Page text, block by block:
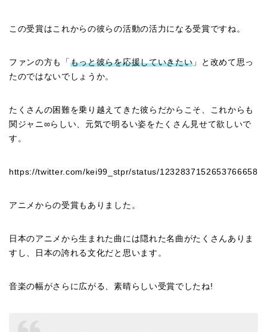
この受賞はこれからの彼らの活動の活力になる受賞ですね。
ファンの方も「 もっと彼らを応援していきたい 」と改めて思っ
たのではないでしょうか。
たくさんの困難を乗り越えてきた彼らだからこそ、これからも
関ジャニ∞らしい、元気で明るい姿をたくさん見せて欲しいで
す。
https://twitter.com/kei99_stpr/status/1232837152653766658
アニメからの受賞もありました。
日本のアニメから生まれた曲には隠れた名曲がたくさんありま
すし、日本の誇れる文化だと思います。
音楽の幅がさらに広がる、素晴らしい受賞でしたね!